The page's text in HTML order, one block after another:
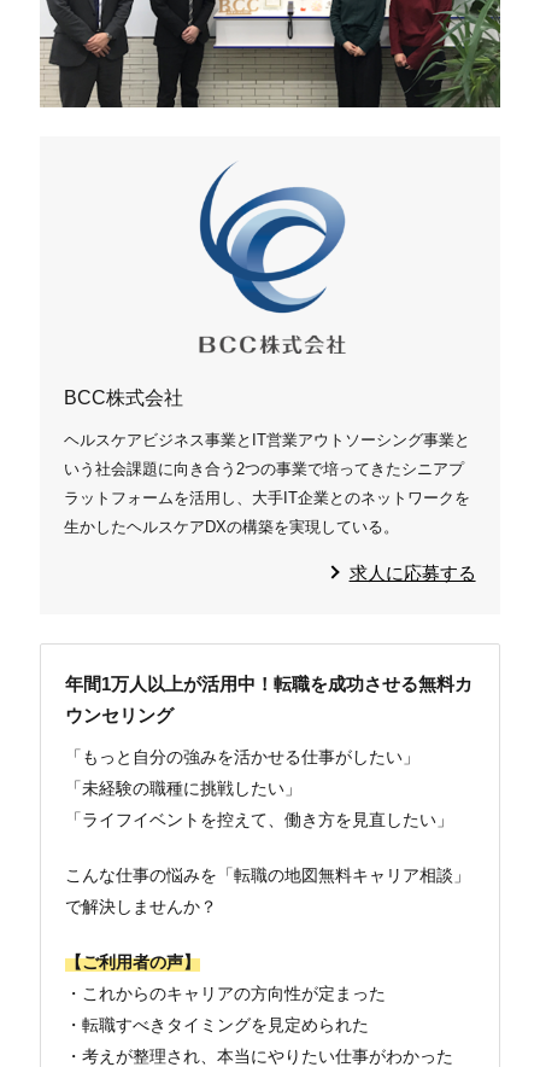
BCC株式会社
ヘルスケアビジネス事業とIT営業アウトソーシング事業と
いう社会課題に向き合う2つの事業で培ってきたシニアプ
ラットフォームを活用し、大手IT企業とのネットワークを
生かしたヘルスケアDXの構築を実現している。
求人に応募する
年間1万人以上が活用中！転職を成功させる無料カ
ウンセリング
「もっと自分の強みを活かせる仕事がしたい」
「未経験の職種に挑戦したい」
「ライフイベントを控えて、働き方を見直したい」
こんな仕事の悩みを「転職の地図無料キャリア相談」
で解決しませんか？
【ご利用者の声】
・これからのキャリアの方向性が定まった
・‫転職すべきタイミングを見定められた
・考えが整理され、本当にやりたい仕事がわかった